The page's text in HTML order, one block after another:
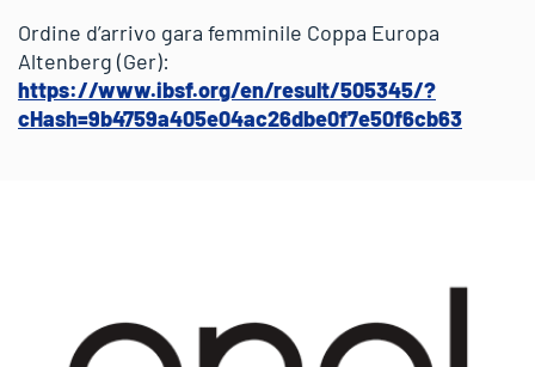
Ordine d’arrivo gara femminile Coppa Europa
Altenberg (Ger):
https://www.ibsf.org/en/result/505345/?
cHash=9b4759a405e04ac26dbe0f7e50f6cb63